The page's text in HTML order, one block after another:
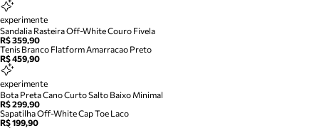
experimente
Sandalia Rasteira Off-White Couro Fivela
R$ 359,90
Tenis Branco Flatform Amarracao Preto
R$ 459,90
experimente
Bota Preta Cano Curto Salto Baixo Minimal
R$ 299,90
Sapatilha Off-White Cap Toe Laco
R$ 199,90